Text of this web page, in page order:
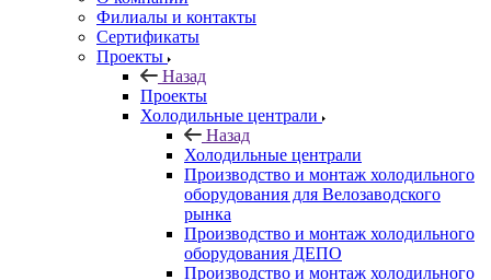
Филиалы и контакты
Сертификаты
Проекты
Назад
Проекты
Холодильные централи
Назад
Холодильные централи
Производство и монтаж холодильного
оборудования для Велозаводского
рынка
Производство и монтаж холодильного
оборудования ДЕПО
Производство и монтаж холодильного